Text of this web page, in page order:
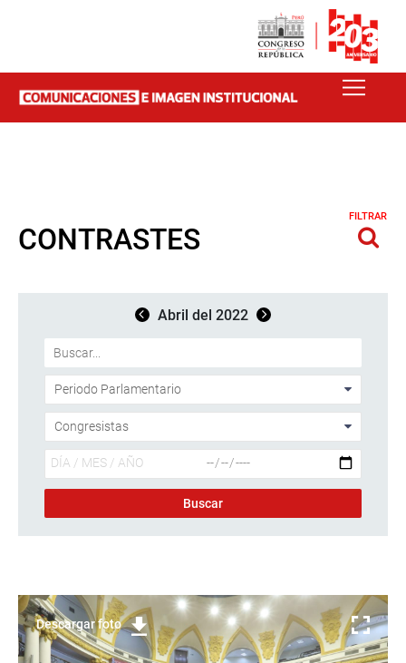
CONTRASTES
FILTRAR
Abril del 2022
Descargar foto